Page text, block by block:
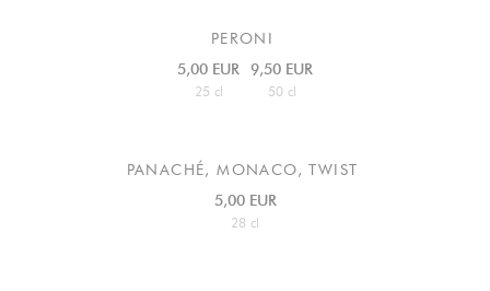
PERONI
5,00 EUR
25 cl
9,50 EUR
50 cl
PANACHÉ, MONACO, TWIST
5,00 EUR
28 cl